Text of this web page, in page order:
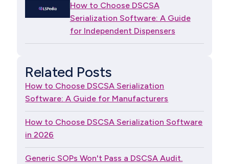
How to Choose DSCSA
Serialization Software: A Guide
for Independent Dispensers
Related Posts
How to Choose DSCSA Serialization
Software: A Guide for Manufacturers
How to Choose DSCSA Serialization Software
in 2026
Generic SOPs Won't Pass a DSCSA Audit.